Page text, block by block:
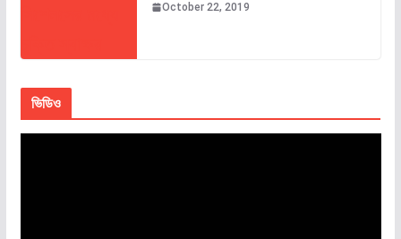
October 22, 2019
ভিডিও